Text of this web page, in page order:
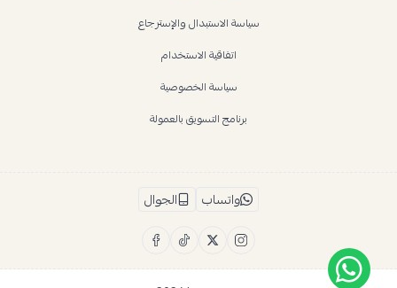
سياسة الاستبدال والإسترجاع
اتفاقية الاستخدام
سياسة الخصوصية
برنامج التسويق بالعمولة
واتساب الجوال